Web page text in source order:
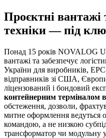
Проєктні вантажі
техніки — під
Понад 15 років NOVALOG
вантажі та забезпечує
України для виробників,
відправників зі США,
ліцензований і бондовий
контейнерним терміналом
обстеження, дозволи,
митне оформлення ведуться
командою, а не низкою
трансформатор чи модульну